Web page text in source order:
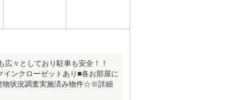
々としており駐車も安全！！
ンクローゼットあり■各お部屋に
物状況調査実施済み物件☆※詳細